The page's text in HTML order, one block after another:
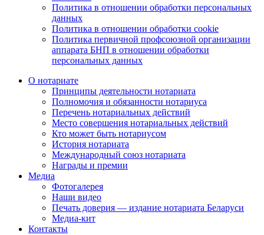
Политика в отношении обработки персональных
данных
Политика в отношении обработки cookie
Политика первичной профсоюзной организации
аппарата БНП в отношении обработки
персональных данных
О нотариате
Принципы деятельности нотариата
Полномочия и обязанности нотариуса
Перечень нотариальных действий
Место совершения нотариальных действий
Кто может быть нотариусом
История нотариата
Международный союз нотариата
Награды и премии
Медиа
Фотогалерея
Наши видео
Печать доверия — издание нотариата Беларуси
Медиа-кит
Контакты